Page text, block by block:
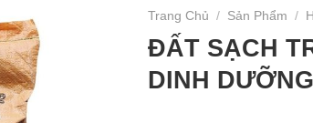
Trang Chủ / Sản Phẩm /
ĐẤT SẠCH
DINH